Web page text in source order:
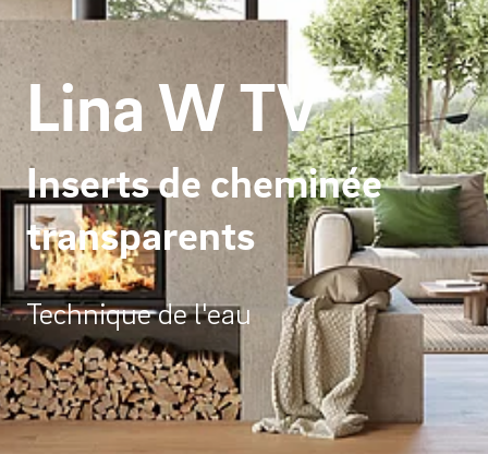
Lina W TV
Inserts de cheminée
transparents
Technique de l'eau